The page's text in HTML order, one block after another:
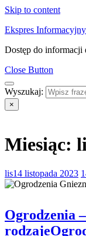
Skip to content
Ekspres Informacyjny
Dostęp do informacji
Close Button
Wyszukaj:
×
Miesiąc:
lis14 listopada 2023
Ogrodzenia
rodzaje